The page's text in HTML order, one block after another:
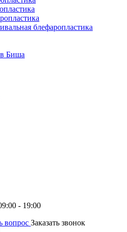
блефаропластика
Биша
- 19:00
вопрос Заказать звонок